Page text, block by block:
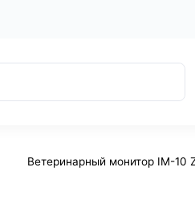
Ветеринарный монитор IM-10